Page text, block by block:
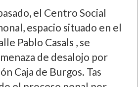
el Centro Social
espacio situado en el
Pablo Casals , se
de desalojo por
Caja de Burgos. Tas